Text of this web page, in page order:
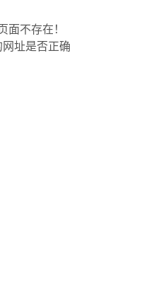
面不存在！
址是否正确